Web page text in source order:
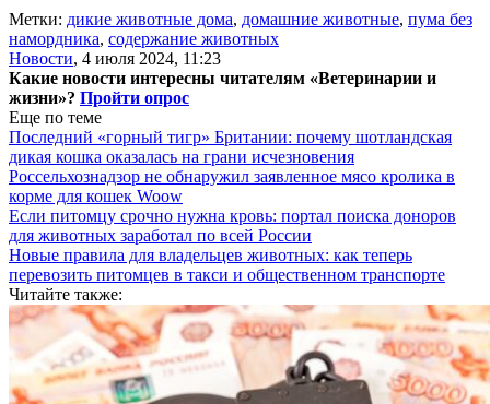
Метки: дикие животные дома, домашние животные, пума без
намордника, содержание животных
Новости, 4 июля 2024, 11:23
Какие новости интересны читателям «Ветеринарии и
жизни»? Пройти опрос
Еще по теме
Последний «горный тигр» Британии: почему шотландская
дикая кошка оказалась на грани исчезновения
Россельхознадзор не обнаружил заявленное мясо кролика в
корме для кошек Woow
Если питомцу срочно нужна кровь: портал поиска доноров
для животных заработал по всей России
Новые правила для владельцев животных: как теперь
перевозить питомцев в такси и общественном транспорте
Читайте также: